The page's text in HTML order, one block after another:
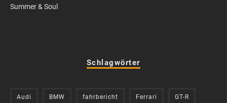
Summer & Soul
Schlagwörter
Audi BMW fahrbericht Ferrari GT-R